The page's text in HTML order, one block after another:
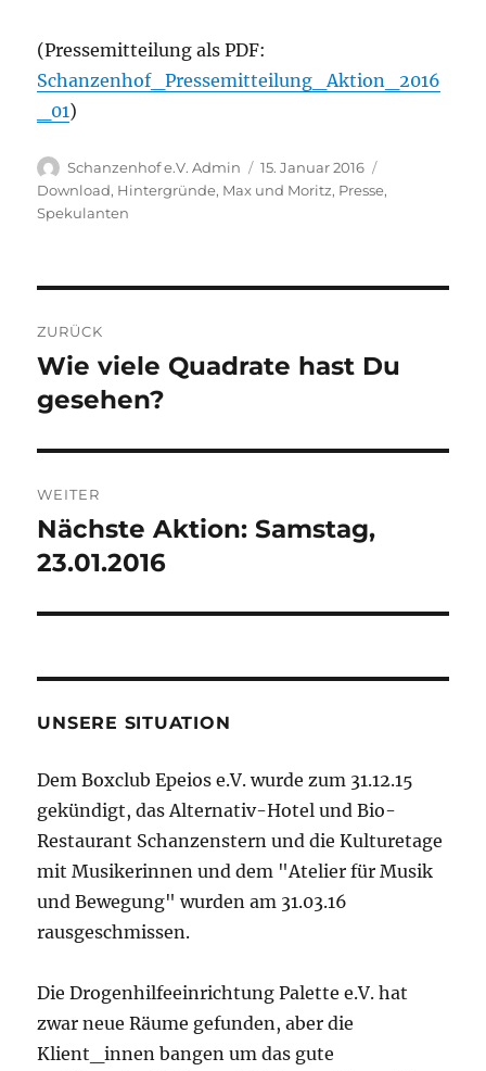
(Pressemitteilung als PDF:
Schanzenhof_Pressemitteilung_Aktion_2016
_01)
Autor
Schanzenhof e.V. Admin
Veröffentlicht
am
15. Januar 2016
Download, Hintergründe, Max und Moritz, Presse,
Spekulanten
ZURÜCK
Vorheriger
Beitrag:
Wie viele Quadrate hast Du
gesehen?
WEITER
Nächster
Beitrag:
Nächste Aktion: Samstag,
23.01.2016
UNSERE SITUATION
Dem Boxclub Epeios e.V. wurde zum 31.12.15
gekündigt, das Alternativ-Hotel und Bio-
Restaurant Schanzenstern und die Kulturetage
mit Musikerinnen und dem "Atelier für Musik
und Bewegung" wurden am 31.03.16
rausgeschmissen.
Die Drogenhilfeeinrichtung Palette e.V. hat
zwar neue Räume gefunden, aber die
Klient_innen bangen um das gute